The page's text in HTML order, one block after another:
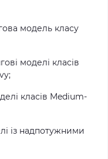
модель класу
моделі класів
класів Medium-
із надпотужними